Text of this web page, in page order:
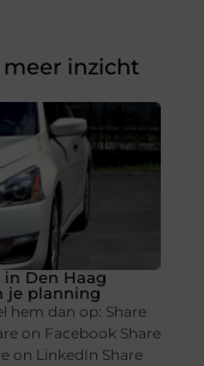
meer inzicht
Den Haag
je planning
hem dan op: Share
on Facebook Share
on LinkedIn Share